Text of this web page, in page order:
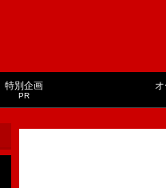
特別企画
PR